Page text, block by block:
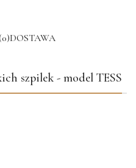
DOSTAWA
szpilek - model TESS